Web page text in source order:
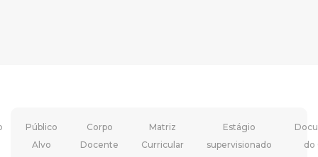
Público
Alvo
Corpo
Docente
Matriz
Curricular
Estágio
supervisionado
do